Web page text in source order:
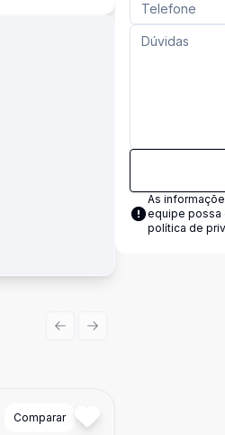
Comparar
Previous slide
Next slide
As
equipe possa
política de